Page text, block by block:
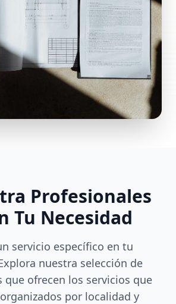
Profesionales
Tu Necesidad
servicio específico en tu
nuestra selección de
que ofrecen los servicios que
por localidad y